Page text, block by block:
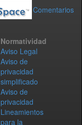
Comentarios
Normatividad
Aviso Legal
Aviso de
privacidad
simplificado
Aviso de
privacidad
Lineamientos
para la